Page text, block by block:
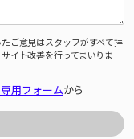
ご意見はスタッフがすべて拝
イト改善を行ってまいりま
用フォームから